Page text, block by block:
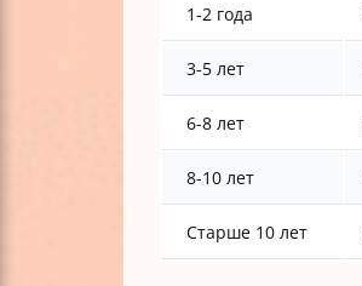
1-2 года
3-5 лет
6-8 лет
8-10 лет
Старше 10 лет